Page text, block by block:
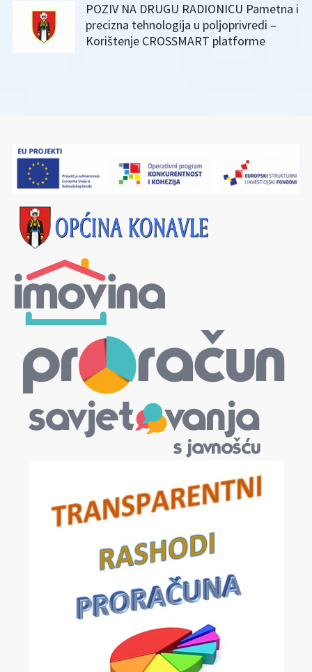
POZIV NA DRUGU RADIONICU Pametna i
precizna tehnologija u poljoprivredi –
Korištenje CROSSMART platforme